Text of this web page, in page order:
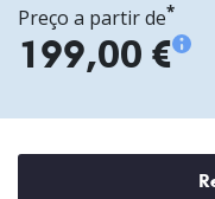
Preço a partir de*
199,00 €